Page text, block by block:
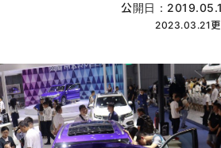
公開日：
2023.03.21